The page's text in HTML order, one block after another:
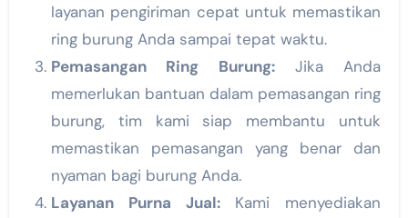
layanan pengiriman cepat untuk memastikan
ring burung Anda sampai tepat waktu.
Pemasangan Ring Burung:Jika Anda
memerlukan bantuan dalam pemasangan ring
burung, tim kami siap membantu untuk
memastikan pemasangan yang benar dan
nyaman bagi burung Anda.
Layanan Purna Jual:Kami menyediakan